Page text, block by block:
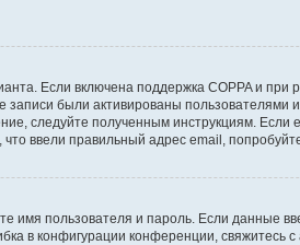
Если включена поддержка COPPA и при
были активированы пользователями
следуйте полученным инструкциям. Если
ввели правильный адрес email,
имя пользователя и пароль. Если данные
в конфигурации конференции, свяжитесь